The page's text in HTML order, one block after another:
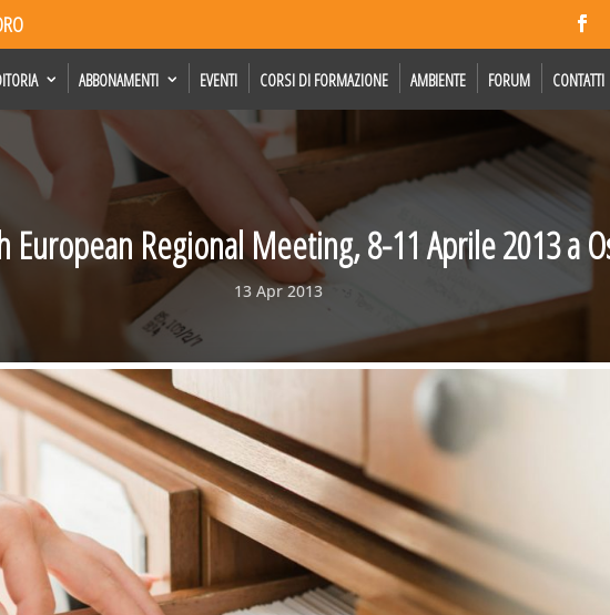
ABBONAMENTI EVENTI CORSI DI FORMAZIONE AMBIENTE FORUM CONTATTI
European Regional Meeting, 8-11 Aprile 2013 a
13 Apr 2013